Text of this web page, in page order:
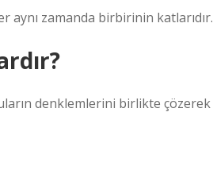
aynı zamanda birbirinin katlarıdır.
denklemlerini birlikte çözerek